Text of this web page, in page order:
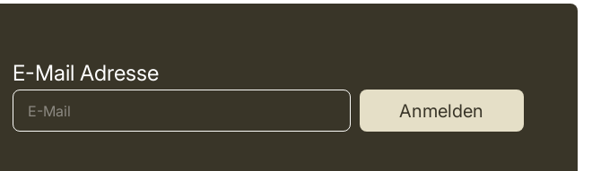
E-Mail Adresse
Anmelden